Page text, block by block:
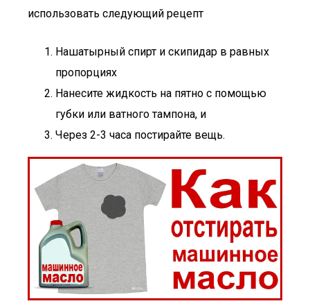
использовать следующий рецепт
Нашатырный спирт и скипидар в равных
пропорциях
Нанесите жидкость на пятно с помощью
губки или ватного тампона, и
Через 2-3 часа постирайте вещь.